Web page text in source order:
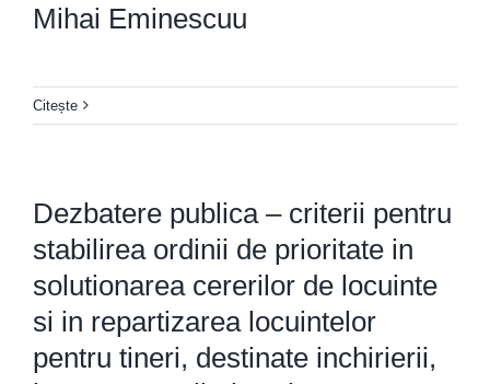
Mihai Eminescuu
Citește
Dezbatere publica – criterii pentru
stabilirea ordinii de prioritate in
solutionarea cererilor de locuinte
si in repartizarea locuintelor
pentru tineri, destinate inchirierii,